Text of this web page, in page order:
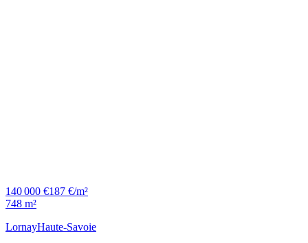
140 000 €187 €/m²
748 m²
LornayHaute-Savoie